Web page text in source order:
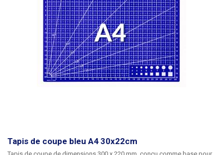
Tapis de coupe bleu A4 30x22cm